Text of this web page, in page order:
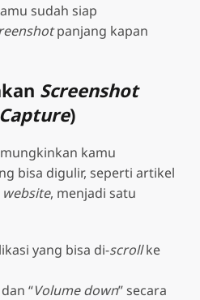
sudah siap
panjang kapan
Screenshot
)
kamu
bisa digulir, seperti artikel
website, menjadi satu
yang bisa di-scrollke
dan “Volume down”secara